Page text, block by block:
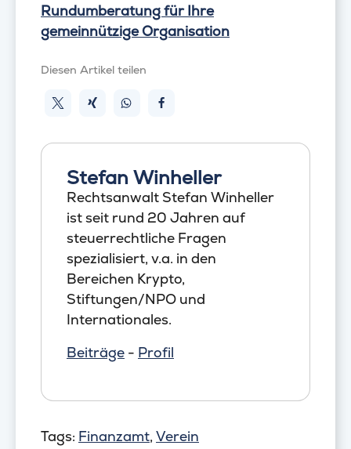
Rundumberatung für Ihre
gemeinnützige Organisation
Diesen Artikel teilen
Stefan Winheller
Rechtsanwalt Stefan Winheller
ist seit rund 20 Jahren auf
steuerrechtliche Fragen
spezialisiert, v.a. in den
Bereichen Krypto,
Stiftungen/NPO und
Internationales.
Beiträge - Profil
Tags: Finanzamt, Verein